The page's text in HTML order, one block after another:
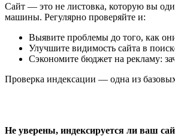
Сайт — это не листовка, которую вы
машины. Регулярно проверяйте и:
Выявите проблемы до того, как
Улучшите видимость сайта в
Сэкономите бюджет на рекламу:
Проверка индексации — одна из
Не уверены, индексируется ли ваш